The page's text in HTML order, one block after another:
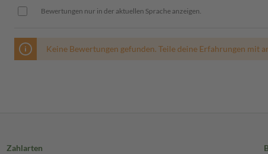
Bewertungen nur in der aktuellen Sprache anzeigen.
Keine Bewertungen gefunden. Teile deine Erfahrungen mit
Zahlarten